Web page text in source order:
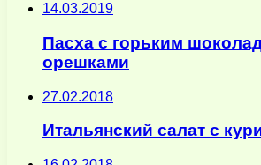
14.03.2019
Пасха с горьким
орешками
27.02.2018
Итальянский салат с